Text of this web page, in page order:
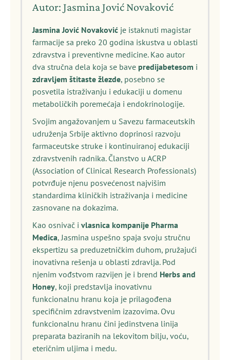
Autor: Jasmina Jović Novaković
Jasmina Jović Novaković je istaknuti magistar
farmacije sa preko 20 godina iskustva u oblasti
zdravstva i preventivne medicine. Kao autor
dva stručna dela koja se bave predijabetesom i
zdravljem štitaste žlezde, posebno se
posvetila istraživanju i edukaciji u domenu
metaboličkih poremećaja i endokrinologije.
Svojim angažovanjem u Savezu farmaceutskih
udruženja Srbije aktivno doprinosi razvoju
farmaceutske struke i kontinuiranoj edukaciji
zdravstvenih radnika. Članstvo u ACRP
(Association of Clinical Research Professionals)
potvrđuje njenu posvećenost najvišim
standardima kliničkih istraživanja i medicine
zasnovane na dokazima.
Kao osnivač i vlasnica kompanije Pharma
Medica, Jasmina uspešno spaja svoju stručnu
ekspertizu sa preduzetničkim duhom, pružajući
inovativna rešenja u oblasti zdravlja. Pod
njenim vođstvom razvijen je i brend Herbs and
Honey, koji predstavlja inovativnu
funkcionalnu hranu koja je prilagođena
specifičnim zdravstvenim izazovima. Ovu
funkcionalnu hranu čini jedinstvena linija
preparata baziranih na lekovitom bilju, voću,
eteričnim uljima i medu.